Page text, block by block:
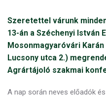
Szeretettel várunk
13-án a Széchenyi István
Mosonmagyaróvári
Lucsony utca 2.)
Agrártájoló szakmai
A nap során neves előadók